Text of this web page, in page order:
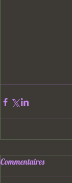
Commentaires